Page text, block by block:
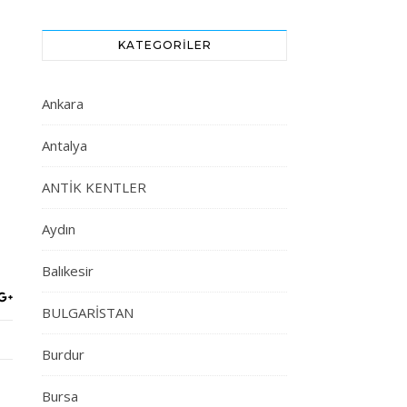
KATEGORILER
Ankara
Antalya
ANTİK KENTLER
Aydın
Balıkesir
BULGARİSTAN
Burdur
Bursa